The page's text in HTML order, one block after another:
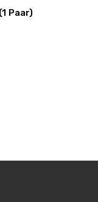
Paar)